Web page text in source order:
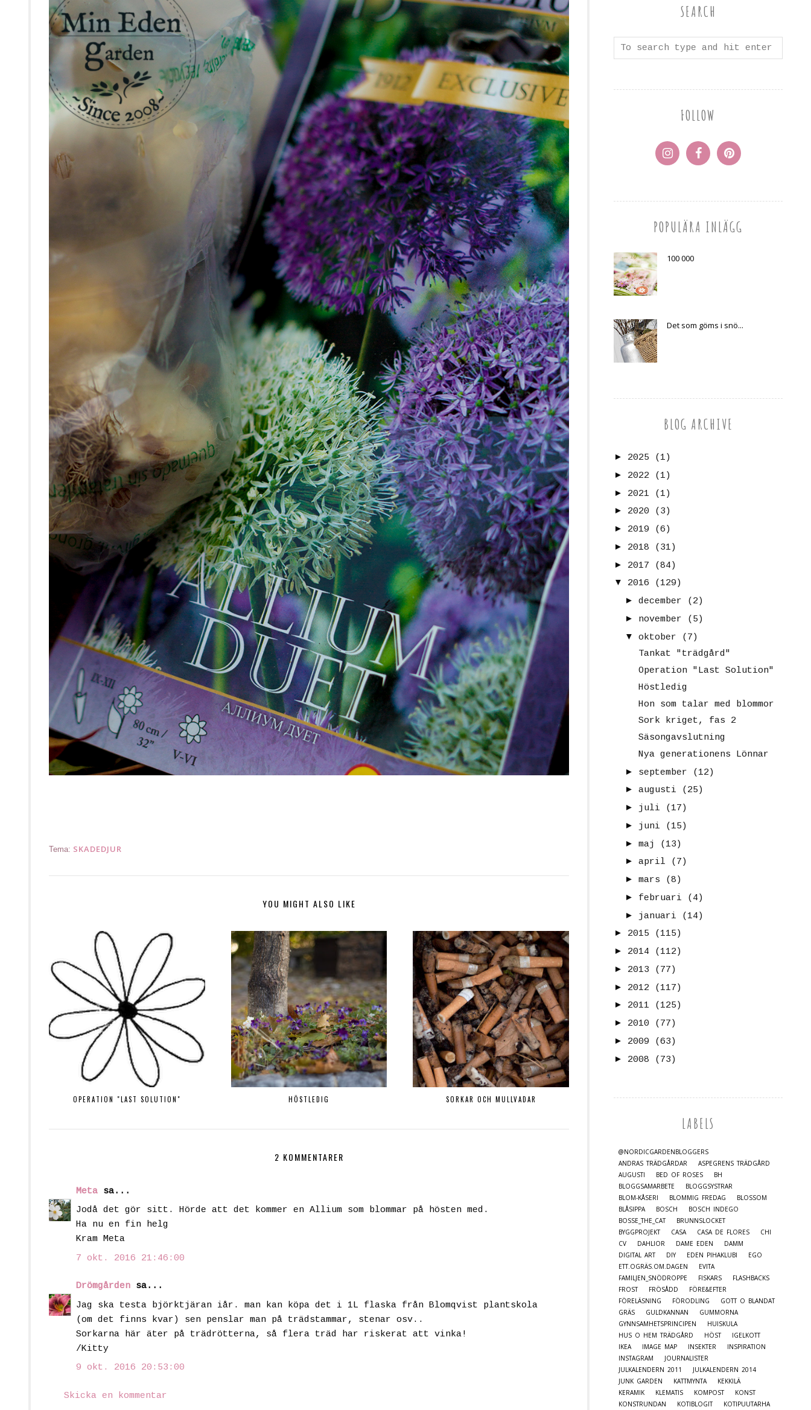
Tema: SKADEDJUR
YOU MIGHT ALSO LIKE
OPERATION "LAST SOLUTION" HÖSTLEDIG SORKAR OCH MULLVADAR
2 KOMMENTARER
Meta sa...
Jodå det gör sitt. Hörde att det kommer en Allium som blommar på hösten med.
Ha nu en fin helg
Kram Meta
7 okt. 2016 21:46:00
Drömgården sa...
Jag ska testa björktjäran iår. man kan köpa det i 1L flaska från Blomqvist plantskola
(om det finns kvar) sen penslar man på trädstammar, stenar osv..
Sorkarna här äter på trädrötterna, så flera träd har riskerat att vinka!
/Kitty
9 okt. 2016 20:53:00
Skicka en kommentar
SEARCH
FOLLOW
POPULÄRA INLÄGG
100 000
Det som göms i snö...
BLOG ARCHIVE
► 2025
(1)
► 2022
(1)
► 2021
(1)
► 2020
(3)
► 2019
(6)
► 2018
(31)
► 2017
(84)
▼
2016
(129)
► december
(2)
► november
(5)
▼
oktober
(7)
Tankat "trädgård"
Operation "Last Solution"
Höstledig
Hon som talar med blommor
Sork kriget, fas 2
Säsongavslutning
Nya generationens Lönnar
► september
(12)
► augusti
(25)
► juli
(17)
► juni
(15)
► maj
(13)
► april
(7)
► mars
(8)
► februari
(4)
► januari
(14)
► 2015
(115)
► 2014
(112)
► 2013
(77)
► 2012
(117)
► 2011
(125)
► 2010
(77)
► 2009
(63)
► 2008 (73)
LABELS
@NORDICGARDENBLOGGERS
ANDRAS TRÄDGÅRDAR
ASPEGRENS TRÄDGÅRD
AUGUSTI
BED OF ROSES
BH
BLOGGSAMARBETE
BLOGGSYSTRAR
BLOM-KÅSERI
BLOMMIG FREDAG
BLOSSOM
BLÅSIPPA
BOSCH
BOSCH INDEGO
BOSSE_THE_CAT
BRUNNSLOCKET
BYGGPROJEKT
CASA CASA DE FLORES
CHI
CV
DAHLIOR DAME EDEN
DAMM
DIGITAL ART
DIY EDEN PIHAKLUBI
EGO
ETT.OGRÄS.OM.DAGEN
EVITA
FAMILJEN_SNÖDROPPE
FISKARS
FLASHBACKS
FROST
FRÖSÅDD
FÖRE&EFTER
FÖRELÄSNING
FÖRODLING
GOTT O BLANDAT
GRÄS
GULDKANNAN
GUMMORNA
GYNNSAMHETSPRINCIPEN
HUISKULA
HUS O HEM TRÄDGÅRD
HÖST
IGELKOTT
IKEA
IMAGE MAP INSEKTER
INSPIRATION
INSTAGRAM
JOURNALISTER
JULKALENDERN 2011
JULKALENDERN 2014
JUNK GARDEN
KATTMYNTA
KEKKILÄ
KERAMIK
KLEMATIS KOMPOST
KONST
KONSTRUNDAN
KOTIBLOGIT KOTIPUUTARHA